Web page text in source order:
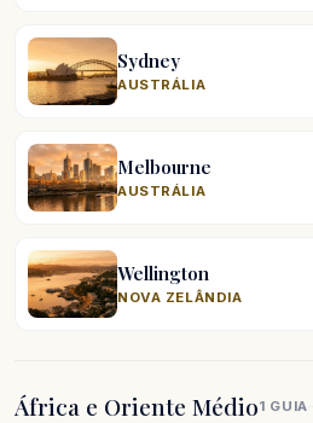
Sydney
AUSTRÁLIA
Melbourne
AUSTRÁLIA
Wellington
NOVA ZELÂNDIA
África e Oriente Médio1 GUIA